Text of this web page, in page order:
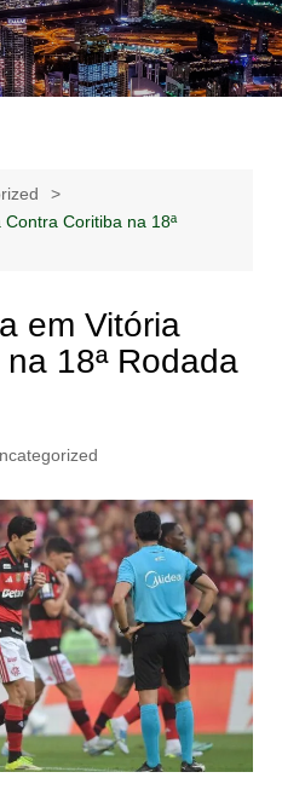
Notícias –
Publicidades –
Coritiba na 18ª
em Vitória
18ª Rodada